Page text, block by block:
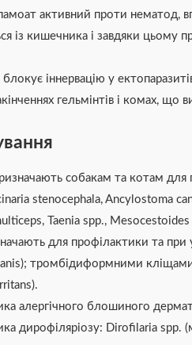
активний проти нематод,
із кишечника і завдяки цьому
блокує іннервацію у
гельмінтів і комах, що
собакам та котам для
stenocephala, Ancylostoma
Taenia spp., Mesocestoides
для профілактики та
тромбідиформними
алергічного блошиного
дирофіляріозу: Dirofilaria spp.